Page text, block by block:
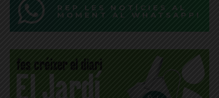
REP LES NOTÍCIES AL
MOMENT AL WHATSAPP!